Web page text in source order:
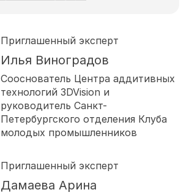
Приглашенный эксперт
Илья Виноградов
Сооснователь Центра аддитивных
технологий 3DVision и
руководитель Санкт-
Петербургского отделения Клуба
молодых промышленников
Приглашенный эксперт
Дамаева Арина